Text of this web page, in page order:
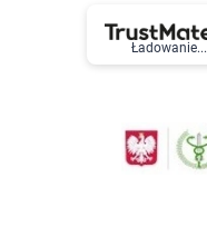
Ładowanie...